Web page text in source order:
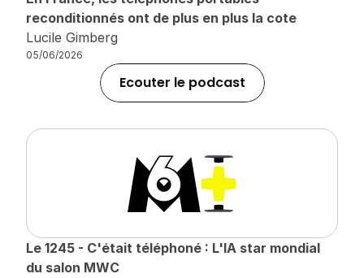
reconditionnés ont de plus en plus la cote
Lucile Gimberg
05/06/2026
Ecouter le podcast
Le 1245 - C'était téléphoné : L'IA star mondial
du salon MWC